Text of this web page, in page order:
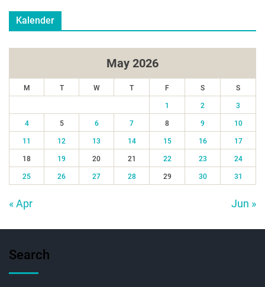
Kalender
May 2026
M T W T F S S
1 2 3
4 5 6 7 8 9 10
11 12 13 14 15 16 17
18 19 20 21 22 23 24
25 26 27 28 29 30 31
« Apr Jun »
Search